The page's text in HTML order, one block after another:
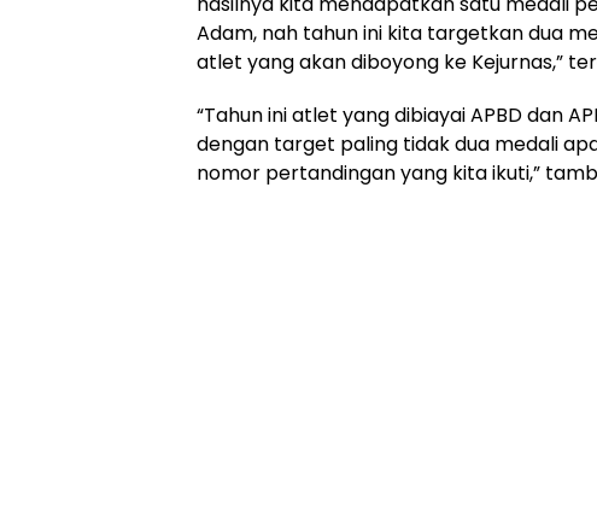
Adam, nah tahun ini kita targetkan dua
atlet yang akan diboyong ke Kejurnas,”
“Tahun ini atlet yang dibiayai APBD dan
dengan target paling tidak dua medali
nomor pertandingan yang kita ikuti,”